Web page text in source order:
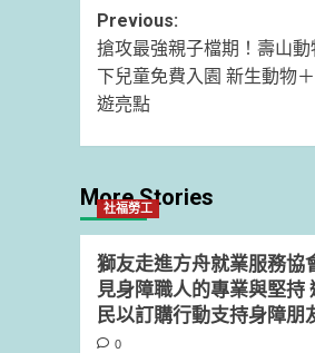
Post
navigation
Previous:
搶攻最強親子檔期！壽山
下兒童免費入園 新生動物
遊亮點
More Stories
社福勞工
獅友走進方舟就業服務協
見身障職人的專業與堅持
民以訂購行動支持身障朋
0